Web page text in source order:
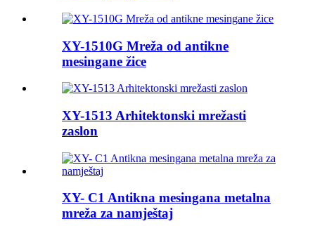
XY-1510G Mreža od antikne
mesingane žice
XY-1513 Arhitektonski mrežasti
zaslon
XY- C1 Antikna mesingana metalna
mreža za namještaj